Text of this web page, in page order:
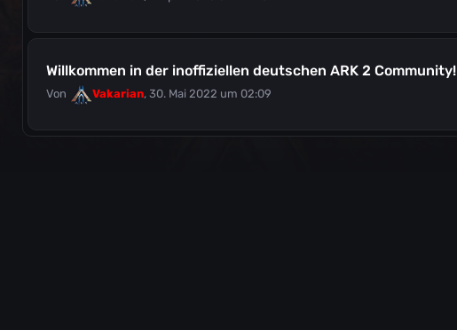
Willkommen in der inoffiziellen deutschen ARK 2 Community!
Von Vakarian, 30. Mai 2022 um 02:09